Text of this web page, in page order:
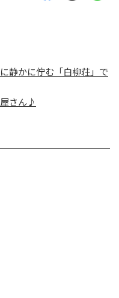
静かに佇む「白柳荘」で
さん♪